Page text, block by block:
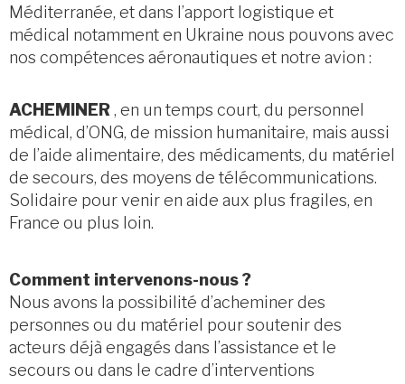
Méditerranée, et dans l’apport logistique et
médical notamment en Ukraine nous pouvons avec
nos compétences aéronautiques et notre avion :
ACHEMINER, en un temps court, du personnel
médical, d’ONG, de mission humanitaire, mais aussi
de l’aide alimentaire, des médicaments, du matériel
de secours, des moyens de télécommunications.
Solidaire pour venir en aide aux plus fragiles, en
France ou plus loin.
Comment intervenons-nous ?
Nous avons la possibilité d’acheminer des
personnes ou du matériel pour soutenir des
acteurs déjà engagés dans l’assistance et le
secours ou dans le cadre d’interventions